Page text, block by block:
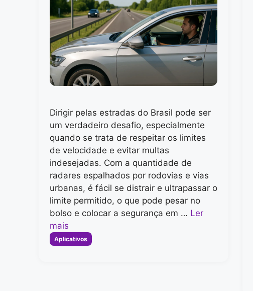
Dirigir pelas estradas do Brasil pode ser
um verdadeiro desafio, especialmente
quando se trata de respeitar os limites
de velocidade e evitar multas
indesejadas. Com a quantidade de
radares espalhados por rodovias e vias
urbanas, é fácil se distrair e ultrapassar o
limite permitido, o que pode pesar no
bolso e colocar a segurança em … Ler
mais
Categorias
Aplicativos